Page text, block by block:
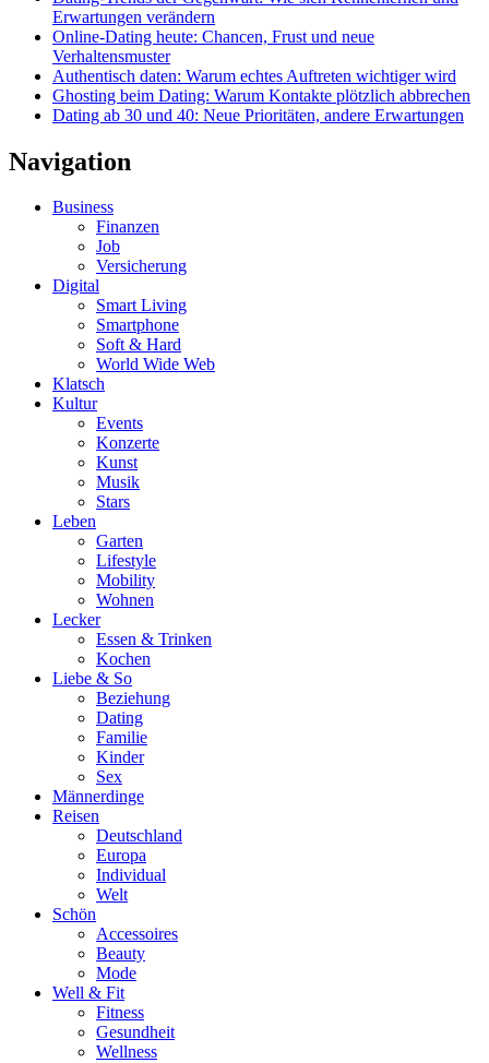
Erwartungen verändern
Online-Dating heute: Chancen, Frust und neue
Verhaltensmuster
Authentisch daten: Warum echtes Auftreten wichtiger wird
Ghosting beim Dating: Warum Kontakte plötzlich abbrechen
Dating ab 30 und 40: Neue Prioritäten, andere Erwartungen
Navigation
Business
Finanzen
Job
Versicherung
Digital
Smart Living
Smartphone
Soft & Hard
World Wide Web
Klatsch
Kultur
Events
Konzerte
Kunst
Musik
Stars
Leben
Garten
Lifestyle
Mobility
Wohnen
Lecker
Essen & Trinken
Kochen
Liebe & So
Beziehung
Dating
Familie
Kinder
Sex
Männerdinge
Reisen
Deutschland
Europa
Individual
Welt
Schön
Accessoires
Beauty
Mode
Well & Fit
Fitness
Gesundheit
Wellness